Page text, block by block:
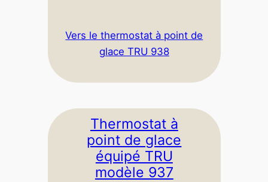
Vers le thermostat à point de
glace TRU 938
Thermostat à
point de glace
équipé TRU
modèle 937